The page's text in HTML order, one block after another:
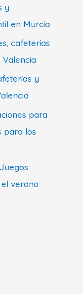
y
en Murcia
cafeterías
y
para
para los
Juegos
verano